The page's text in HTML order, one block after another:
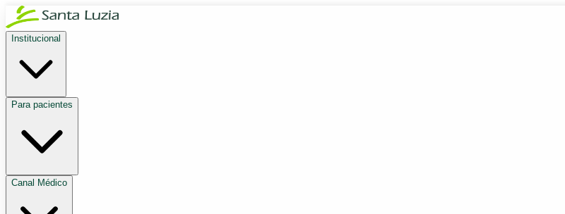
Institucional
Para pacientes
Canal Médico